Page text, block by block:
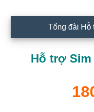
Tổng đài Hỗ
Hỗ trợ Sim